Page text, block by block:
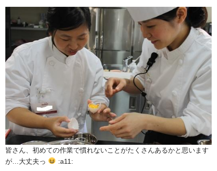
皆さん、初めての作業で慣れないことがたくさんあるかと思います
が…大丈夫っ
:a11: